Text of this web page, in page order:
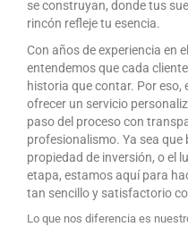
se construyan, donde tus
rincón refleje tu esencia.
Con años de experiencia en
entendemos que cada
historia que contar. Por eso,
ofrecer un servicio
paso del proceso con
profesionalismo. Ya sea
propiedad de inversión, o el
etapa, estamos aquí para
tan sencillo y satisfactorio
Lo que nos diferencia es